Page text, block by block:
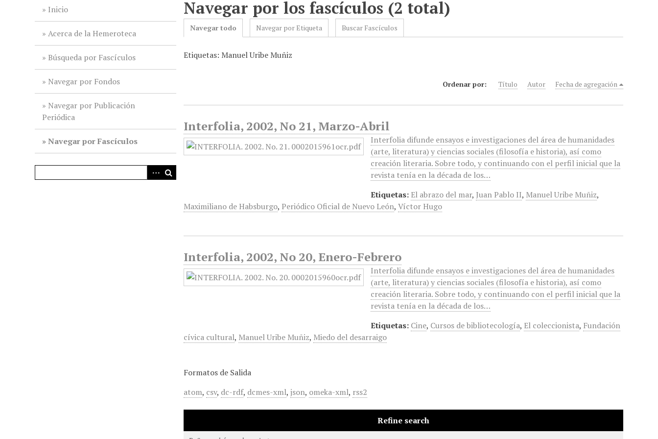
Inicio
Acerca de la Hemeroteca
Búsqueda por Fascículos
Navegar por Fondos
Navegar por Publicación
Periódica
Navegar por Fascículos
Navegar por los fascículos (2 total)
Navegar todo Navegar por Etiqueta Buscar Fascículos
Etiquetas: Manuel Uribe Muñiz
Ordenar por: Título Autor Fecha de agregación
Interfolia, 2002, No 21, Marzo-Abril
Interfolia difunde ensayos e investigaciones del área de humanidades
(arte, literatura) y ciencias sociales (filosofía e historia), así como
creación literaria. Sobre todo, y continuando con el perfil inicial que la
revista tenía en la década de los…
Etiquetas: El abrazo del mar, Juan Pablo II, Manuel Uribe Muñiz,
Maximiliano de Habsburgo, Periódico Oficial de Nuevo León,Víctor Hugo
Interfolia, 2002, No 20, Enero-Febrero
Interfolia difunde ensayos e investigaciones del área de humanidades
(arte, literatura) y ciencias sociales (filosofía e historia), así como
creación literaria. Sobre todo, y continuando con el perfil inicial que la
revista tenía en la década de los…
Etiquetas: Cine, Cursos de bibliotecología, El coleccionista, Fundación
cívica cultural, Manuel Uribe Muñiz, Miedo del desarraigo
Formatos de Salida
atom, csv, dc-rdf, dcmes-xml,json, omeka-xml, rss2
Refine search